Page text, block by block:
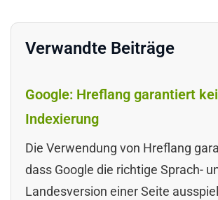
Verwandte Beiträge
Google: Hreflang garantiert
Indexierung
Die Verwendung von Hreflang
dass Google die richtige Sprach-
Landesversion einer Seite